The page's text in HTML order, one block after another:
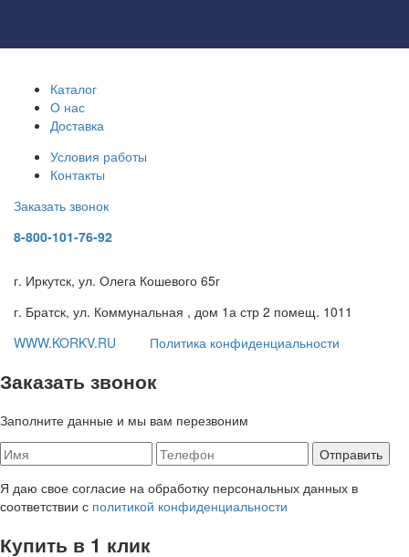
Каталог
О нас
Доставка
Условия работы
Контакты
Заказать звонок
8-800-101-76-92
г. Иркутск, ул. Олега Кошевого 65г
г. Братск, ул. Коммунальная , дом 1а стр 2 помещ. 1011
WWW.KORKV.RU
Политика конфиденциальности
Заказать звонок
Заполните данные и мы вам перезвоним
Я даю свое согласие на обработку персональных данных в
соответствии с политикой конфиденциальности
Купить в 1 клик